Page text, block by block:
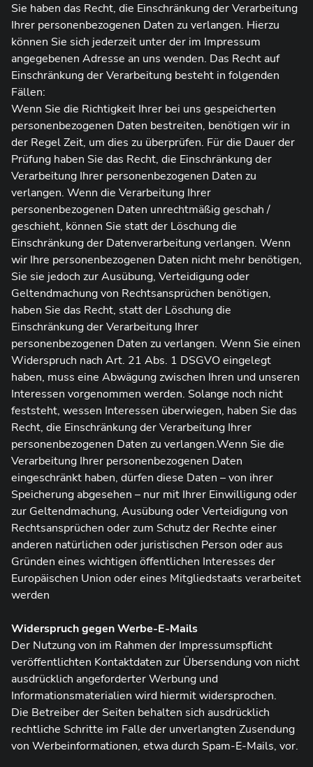
Sie haben das Recht, die Einschränkung der Verarbeitung
Ihrer personenbezogenen Daten zu verlangen. Hierzu
können Sie sich jederzeit unter der im Impressum
angegebenen Adresse an uns wenden. Das Recht auf
Einschränkung der Verarbeitung besteht in folgenden
Fällen:
Wenn Sie die Richtigkeit Ihrer bei uns gespeicherten
personenbezogenen Daten bestreiten, benötigen wir in
der Regel Zeit, um dies zu überprüfen. Für die Dauer der
Prüfung haben Sie das Recht, die Einschränkung der
Verarbeitung Ihrer personenbezogenen Daten zu
verlangen. Wenn die Verarbeitung Ihrer
personenbezogenen Daten unrechtmäßig geschah /
geschieht, können Sie statt der Löschung die
Einschränkung der Datenverarbeitung verlangen. Wenn
wir Ihre personenbezogenen Daten nicht mehr benötigen,
Sie sie jedoch zur Ausübung, Verteidigung oder
Geltendmachung von Rechtsansprüchen benötigen,
haben Sie das Recht, statt der Löschung die
Einschränkung der Verarbeitung Ihrer
personenbezogenen Daten zu verlangen. Wenn Sie einen
Widerspruch nach Art. 21 Abs. 1 DSGVO eingelegt
haben, muss eine Abwägung zwischen Ihren und unseren
Interessen vorgenommen werden. Solange noch nicht
feststeht, wessen Interessen überwiegen, haben Sie das
Recht, die Einschränkung der Verarbeitung Ihrer
personenbezogenen Daten zu verlangen.Wenn Sie die
Verarbeitung Ihrer personenbezogenen Daten
eingeschränkt haben, dürfen diese Daten – von ihrer
Speicherung abgesehen – nur mit Ihrer Einwilligung oder
zur Geltendmachung, Ausübung oder Verteidigung von
Rechtsansprüchen oder zum Schutz der Rechte einer
anderen natürlichen oder juristischen Person oder aus
Gründen eines wichtigen öffentlichen Interesses der
Europäischen Union oder eines Mitgliedstaats verarbeitet
werden
Widerspruch gegen Werbe-E-Mails
Der Nutzung von im Rahmen der Impressumspflicht
veröffentlichten Kontaktdaten zur Übersendung von nicht
ausdrücklich angeforderter Werbung und
Informationsmaterialien wird hiermit widersprochen.
Die Betreiber der Seiten behalten sich ausdrücklich
rechtliche Schritte im Falle der unverlangten Zusendung
von Werbeinformationen, etwa durch Spam-E-Mails, vor.